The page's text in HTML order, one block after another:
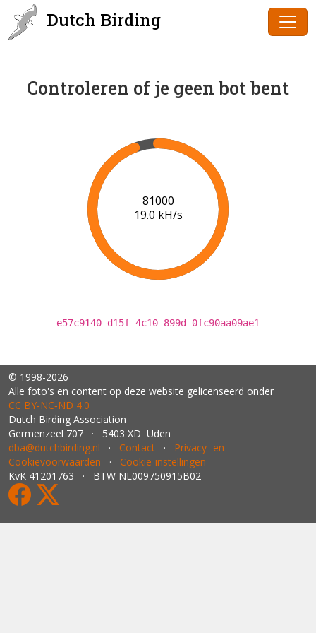
Dutch Birding
Controleren of je geen bot bent
83000
19.1 kH/s
e57c9140-d15f-4c10-899d-0fc90aa09ae1
© 1998-2026
Alle foto's en content op deze website gelicenseerd onder
CC BY‑NC‑ND 4.0
Dutch Birding Association
Germenzeel 707 · 5403 XD Uden
dba@dutchbirding.nl · Contact · Privacy- en
Cookievoorwaarden · Cookie-instellingen
KvK 41201763 · BTW NL009750915B02